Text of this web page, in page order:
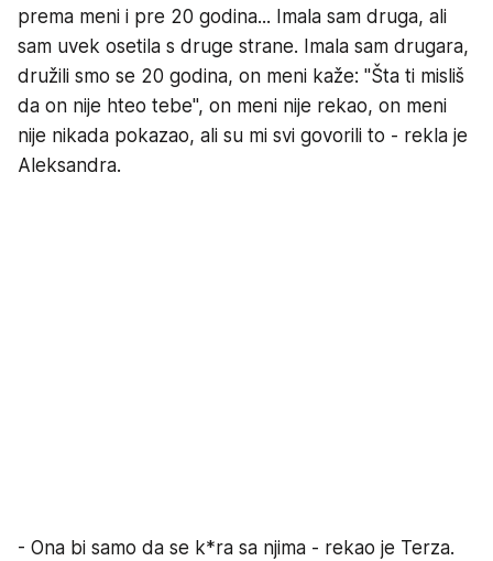
prema meni i pre 20 godina... Imala sam druga, ali
sam uvek osetila s druge strane. Imala sam drugara,
družili smo se 20 godina, on meni kaže: "Šta ti misliš
da on nije hteo tebe", on meni nije rekao, on meni
nije nikada pokazao, ali su mi svi govorili to - rekla je
Aleksandra.
- Ona bi samo da se k*ra sa njima - rekao je Terza.